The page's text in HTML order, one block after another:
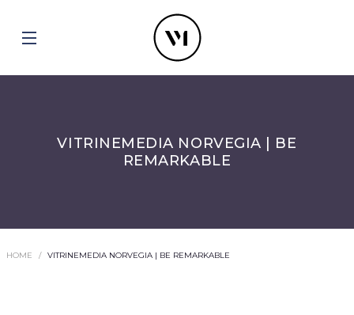
VITRINEMEDIA NORVEGIA | BE
REMARKABLE
HOME VITRINEMEDIA NORVEGIA | BE REMARKABLE